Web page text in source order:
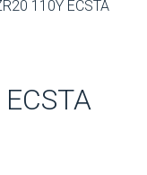
110Y ECSTA